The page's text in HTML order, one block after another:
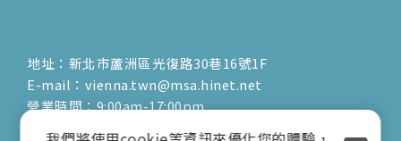
地址：新北市蘆洲區光復路30巷16號1F
E-mail：vienna.twn@msa.hinet.net
營業時間：9:00am-17:00pm